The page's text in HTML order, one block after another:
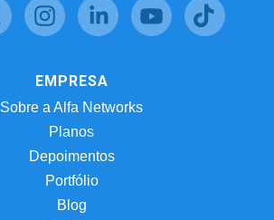
EMPRESA
Sobre a Alfa Networks
Planos
Depoimentos
Portfólio
Blog